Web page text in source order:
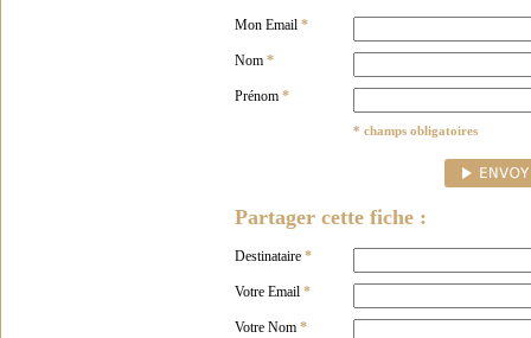
Mon Email *
Nom *
Prénom *
* champs obligatoires
Partager cette fiche :
Destinataire *
Votre Email *
Votre Nom *